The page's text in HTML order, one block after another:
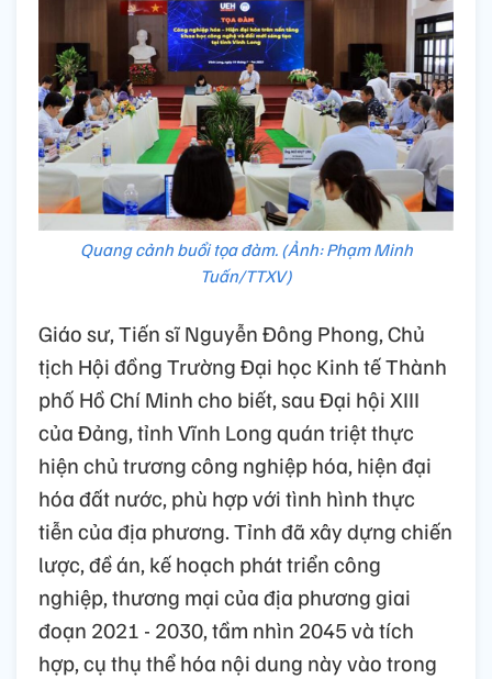
Quang cảnh buổi tọa đàm. (Ảnh: Phạm Minh
Tuấn/TTXV)
Giáo sư, Tiến sĩ Nguyễn Đông Phong, Chủ
tịch Hội đồng Trường Đại học Kinh tế Thành
phố Hồ Chí Minh cho biết, sau Đại hội XIII
của Đảng, tỉnh Vĩnh Long quán triệt thực
hiện chủ trương công nghiệp hóa, hiện đại
hóa đất nước, phù hợp với tình hình thực
tiễn của địa phương. Tỉnh đã xây dựng chiến
lược, đề án, kế hoạch phát triển công
nghiệp, thương mại của địa phương giai
đoạn 2021 - 2030, tầm nhìn 2045 và tích
hợp, cụ thụ thể hóa nội dung này vào trong